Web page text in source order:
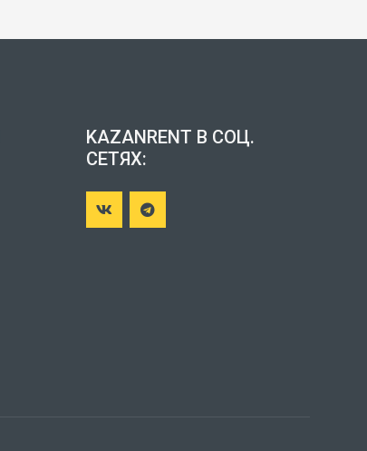
KAZANRENT В СОЦ.
СЕТЯХ: